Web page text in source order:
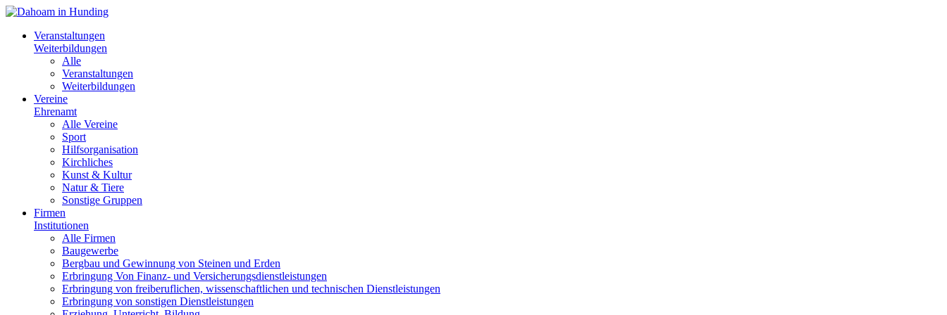
Veranstaltungen
Weiterbildungen
Alle
Veranstaltungen
Weiterbildungen
Vereine
Ehrenamt
Alle Vereine
Sport
Hilfsorganisation
Kirchliches
Kunst & Kultur
Natur & Tiere
Sonstige Gruppen
Firmen
Institutionen
Alle Firmen
Baugewerbe
Bergbau und Gewinnung von Steinen und Erden
Erbringung Von Finanz- und Versicherungsdienstleistungen
Erbringung von freiberuflichen, wissenschaftlichen und technischen Dienstleistungen
Erbringung von sonstigen Dienstleistungen